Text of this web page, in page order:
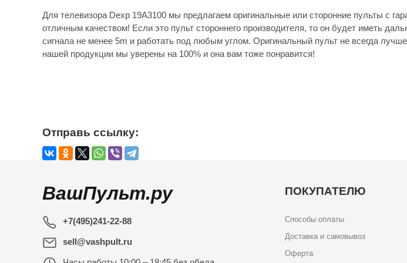
Для телевизора Dexp 19A3100 мы предлагаем оригинальные или сторонние пульты с
отличным качеством! Если это пульт стороннего производителя, то он будет иметь
сигнала не менее 5m и работать под любым углом. Оригинальный пульт не всегда
нашей продукции мы уверены на 100% и она вам тоже понравится!
Отправь ссылку:
ВашПульт.ру
+7(495)241-22-88
sell@vashpult.ru
ПОКУПАТЕЛЮ
Способы оплаты
Доставка и самовывоз
Оферта